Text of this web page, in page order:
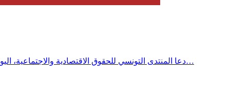
دعا المنتدى التونسي للحقوق الاقتصادية والاجتماعية، اليوم الثلاثاء إلى فتح تحقيق عاجل وشفاف في أسباب الانقطاعات المتكررة للكهرباء والماء بمختلف الجهات، محذراً من تحولها إلى أزمة حقوقية…